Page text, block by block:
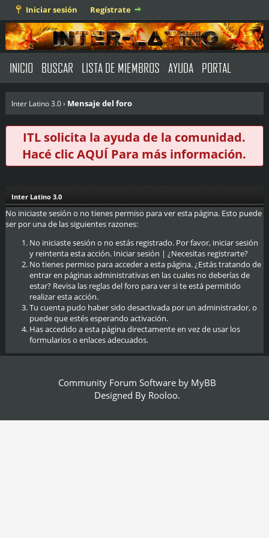
Iniciar sesión Regístrate
INICIO BUSCAR LISTA DE MIEMBROS AYUDA PORTAL
Inter Latino 3.0› Mensaje del foro
ITL solicita la ayuda de la comunidad.
Hacé clicAQUÍ Para más información.
Inter Latino 3.0
No iniciaste sesión o no tienes permiso para ver esta página. Esto puede
ser por una de las siguientes razones:
No iniciaste sesión o no estás registrado. Por favor, iniciar sesión
y reintenta esta acción. Iniciar sesión | ¿Necesitas registrarte?
No tienes permiso para acceder a esta página. ¿Estás tratando de
entrar en páginas administrativas en las cuales no deberías de
estar? Revisa las reglas del foro para ver si te está permitido
realizar esta acción.
Tu cuenta pudo haber sido desactivada por un administrador, o
puede que estés esperando activación.
Has accedido a esta página directamente en vez de usar los
formularios o enlaces adecuados.
Community Forum Software by MyBB
Designed By Rooloo.